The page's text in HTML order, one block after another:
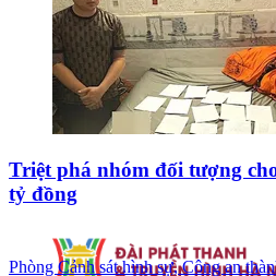
Triệt phá nhóm đối tượng
tỷ đồng
Phòng Cảnh sát hình sự, Công an